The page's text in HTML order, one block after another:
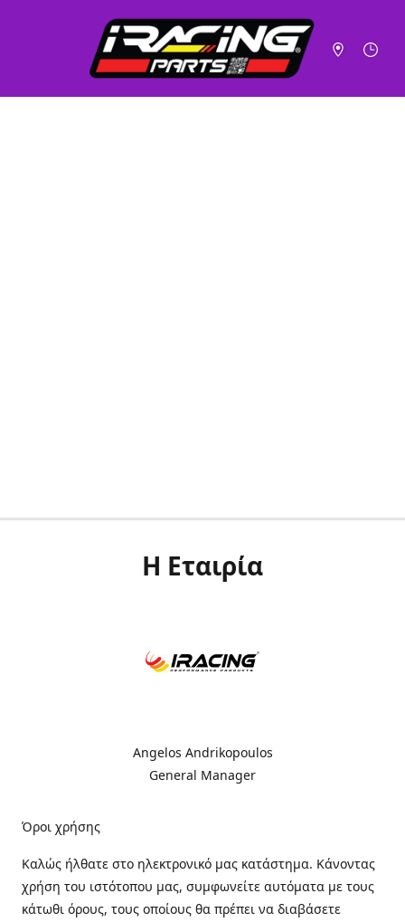
Η Εταιρία
Angelos Andrikopoulos
General Manager
Όροι χρήσης
Καλώς ήλθατε στo ηλεκτρονικό μας κατάστημα. Κάνοντας
χρήση του ιστότοπου μας, συμφωνείτε αυτόματα με τους
κάτωθι όρους, τους οποίους θα πρέπει να διαβάσετε